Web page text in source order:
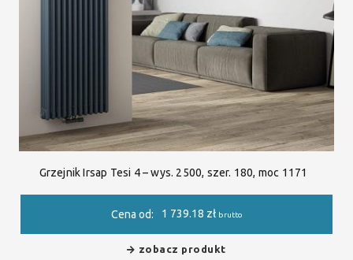
Grzejnik Irsap Tesi 4 – wys. 2500, szer. 180, moc 1171
Cena od: 1 739.18 zł brutto
zobacz produkt